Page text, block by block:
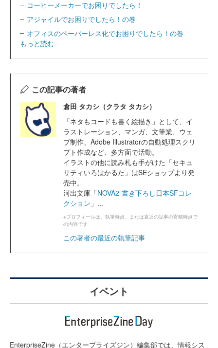
コーヒーメーカーでお困りでしたら！
アジャイルでお困りでしたら！の巻
オフィスのペーパーレス化でお困りでしたら！の巻
もっと読む
この記事の著者
倉田 タカシ（クラタ タカシ）
「ネタもコードも書く絵描き」として、イ
ラストレーション、マンガ、文筆業、ウェ
ブ制作、Adobe Illustratorの自動処理スクリ
プト作成など、多方面で活動。
イラストの他に読み札も手がけた「セキュ
リティいろはかるた」はSEショップより発
売中。
河出文庫「NOVA2-書き下ろし日本SFコレ
クション 」...
※プロフィールは、執筆時点、または直近の記事の寄稿時点で
の内容です
この著者の最近の執筆記事
イベント
EnterpriseZine（エンタープライズジン）編集部では、情報シス